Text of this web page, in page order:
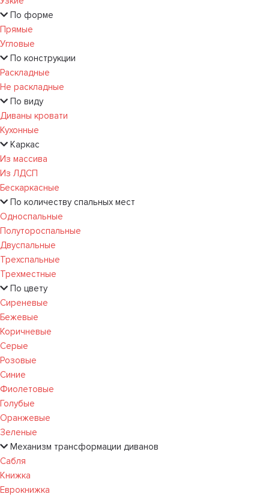
По форме
Прямые
Угловые
По конструкции
Раскладные
Не раскладные
По виду
Диваны кровати
Кухонные
Каркас
Из массива
Из ЛДСП
Бескаркасные
По количеству спальных мест
Односпальные
Полутороспальные
Двуспальные
Трехспальные
Трехместные
По цвету
Сиреневые
Бежевые
Коричневые
Серые
Розовые
Синие
Фиолетовые
Голубые
Оранжевые
Зеленые
Механизм трансформации диванов
Сабля
Книжка
Еврокнижка